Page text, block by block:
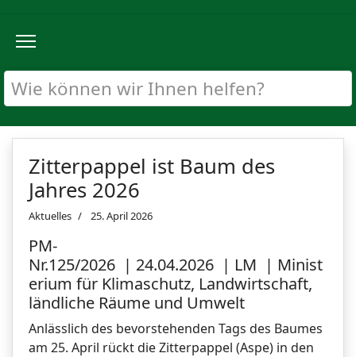
Zitterpappel ist Baum des
Jahres 2026
Aktuelles 25. April 2026
PM-
Nr.125/2026 | 24.04.2026 | LM | Minist
erium für Klimaschutz, Landwirtschaft,
ländliche Räume und Umwelt
Anlässlich des bevorstehenden Tags des Baumes
am 25. April rückt die Zitterpappel (Aspe) in den